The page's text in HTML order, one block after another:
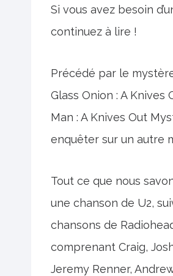
Si vous avez besoin
continuez à lire !
Précédé par le
Glass Onion : A
Man : A Knives Out
enquêter sur un autre
Tout ce que nous
une chanson de U2,
chansons de
comprenant Craig,
Jeremy Renner,